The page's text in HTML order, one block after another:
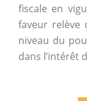
fiscale en
faveur relève
niveau du
dans l’intérêt